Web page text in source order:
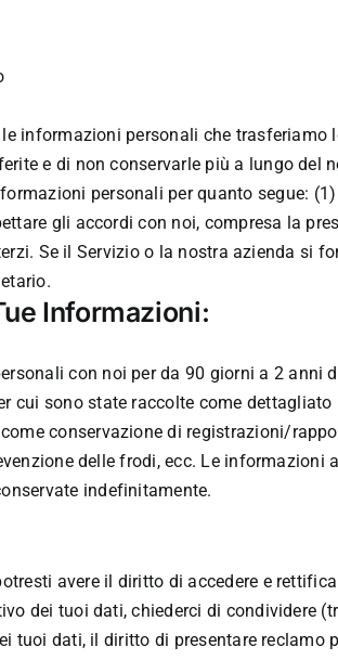
informazioni personali che trasferiamo
e di non conservarle più a lungo del
personali per quanto segue:
gli accordi con noi, compresa la
Se il Servizio o la nostra azienda si
Informazioni:
con noi per da 90 giorni a 2
cui sono state raccolte come
conservazione di registrazioni/
delle frodi, ecc. Le
indefinitamente.
avere il diritto di accedere e
dei tuoi dati, chiederci di condividere
tuoi dati, il diritto di presentare